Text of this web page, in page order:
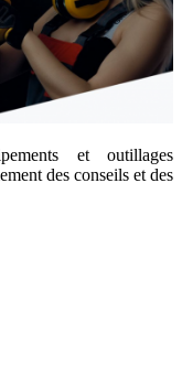
et outillages
des conseils et des